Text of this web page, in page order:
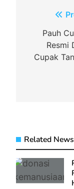
posPauh
Resmi
Cupak
Related News